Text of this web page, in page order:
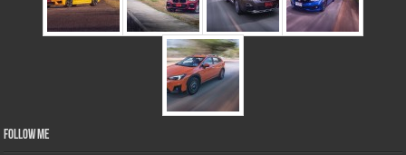
Follow Me